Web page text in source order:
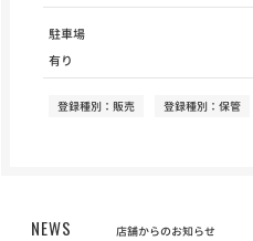
駐車場
有り
登録種別：販売 登録種別：保管
NEWS 店舗からのお知らせ